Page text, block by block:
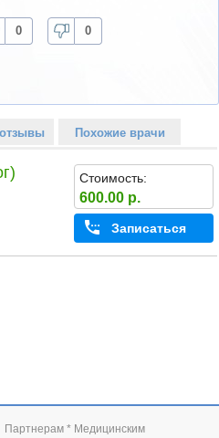
0 0
Похожие врачи
Стоимость:
600.00 р.
Записаться
Партнерам * Медицинским